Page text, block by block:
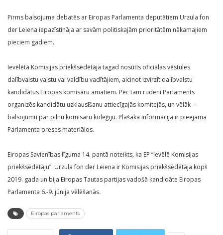
Pirms balsojuma debatēs ar Eiropas Parlamenta deputātiem Urzula fon
der Leiena iepazīstināja ar savām politiskajām prioritātēm nākamajiem
pieciem gadiem.
Ievēlētā Komisijas priekšsēdētāja tagad nosūtīs oficiālas vēstules
dalībvalstu valstu vai valdību vadītājiem, aicinot izvirzīt dalībvalstu
kandidātus Eiropas komisāru amatiem. Pēc tam rudenī Parlaments
organizēs kandidātu uzklausīšanu attiecīgajās komitejās, un vēlāk —
balsojumu par pilnu komisāru kolēģiju. Plašāka informācija ir pieejama
Parlamenta preses materiālos.
Eiropas Savienības līguma 14. pantā noteikts, ka EP “ievēlē Komisijas
priekšsēdētāju”. Urzula fon der Leiena ir Komisijas priekšsēdētāja kopš
2019. gada un bija Eiropas Tautas partijas vadošā kandidāte Eiropas
Parlamenta 6.-9. jūnija vēlēšanās.
Eiropas parlaments